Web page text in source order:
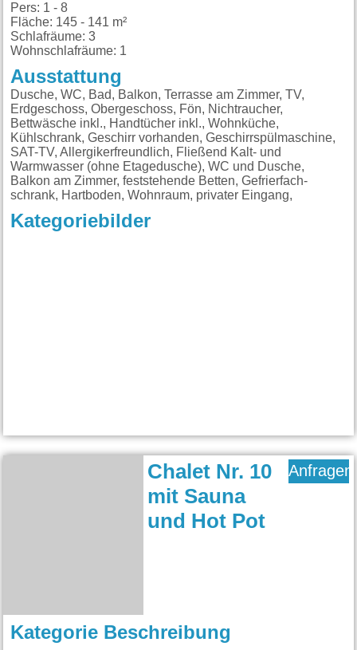
Pers: 1 - 8
Fläche: 145 - 141 m²
Schlafräume: 3
Wohnschlafräume: 1
Ausstattung
Dusche, WC, Bad, Balkon, Terrasse am Zimmer, TV,
Erdgeschoss, Obergeschoss, Fön, Nichtraucher,
Bettwäsche inkl., Handtücher inkl., Wohnküche,
Kühlschrank, Geschirr vorhanden, Geschirrspülmaschine,
SAT-TV, Allergikerfreundlich, Fließend Kalt- und
Warmwasser (ohne Etagedusche), WC und Dusche,
Balkon am Zimmer, feststehende Betten, Gefrierfach-
schrank, Hartboden, Wohnraum, privater Eingang,
Kategoriebilder
Chalet Nr. 10
mit Sauna
und Hot Pot
Anfragen
Kategorie Beschreibung